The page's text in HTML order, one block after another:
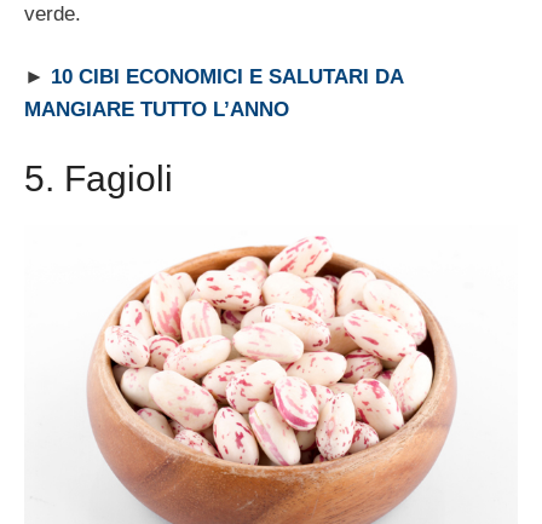
verde.
► 10 CIBI ECONOMICI E SALUTARI DA
MANGIARE TUTTO L’ANNO
5. Fagioli